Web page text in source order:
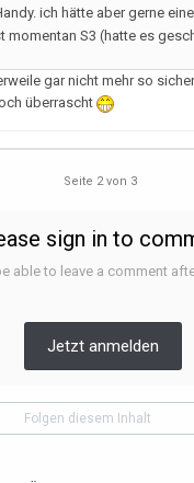
ich hätte aber gerne
momentan S3 (hatte es
gar nicht mehr so
überrascht
Seite 2 von 3
sign in to
able to leave a comment
Jetzt anmelden
Folgen diesem Inhalt